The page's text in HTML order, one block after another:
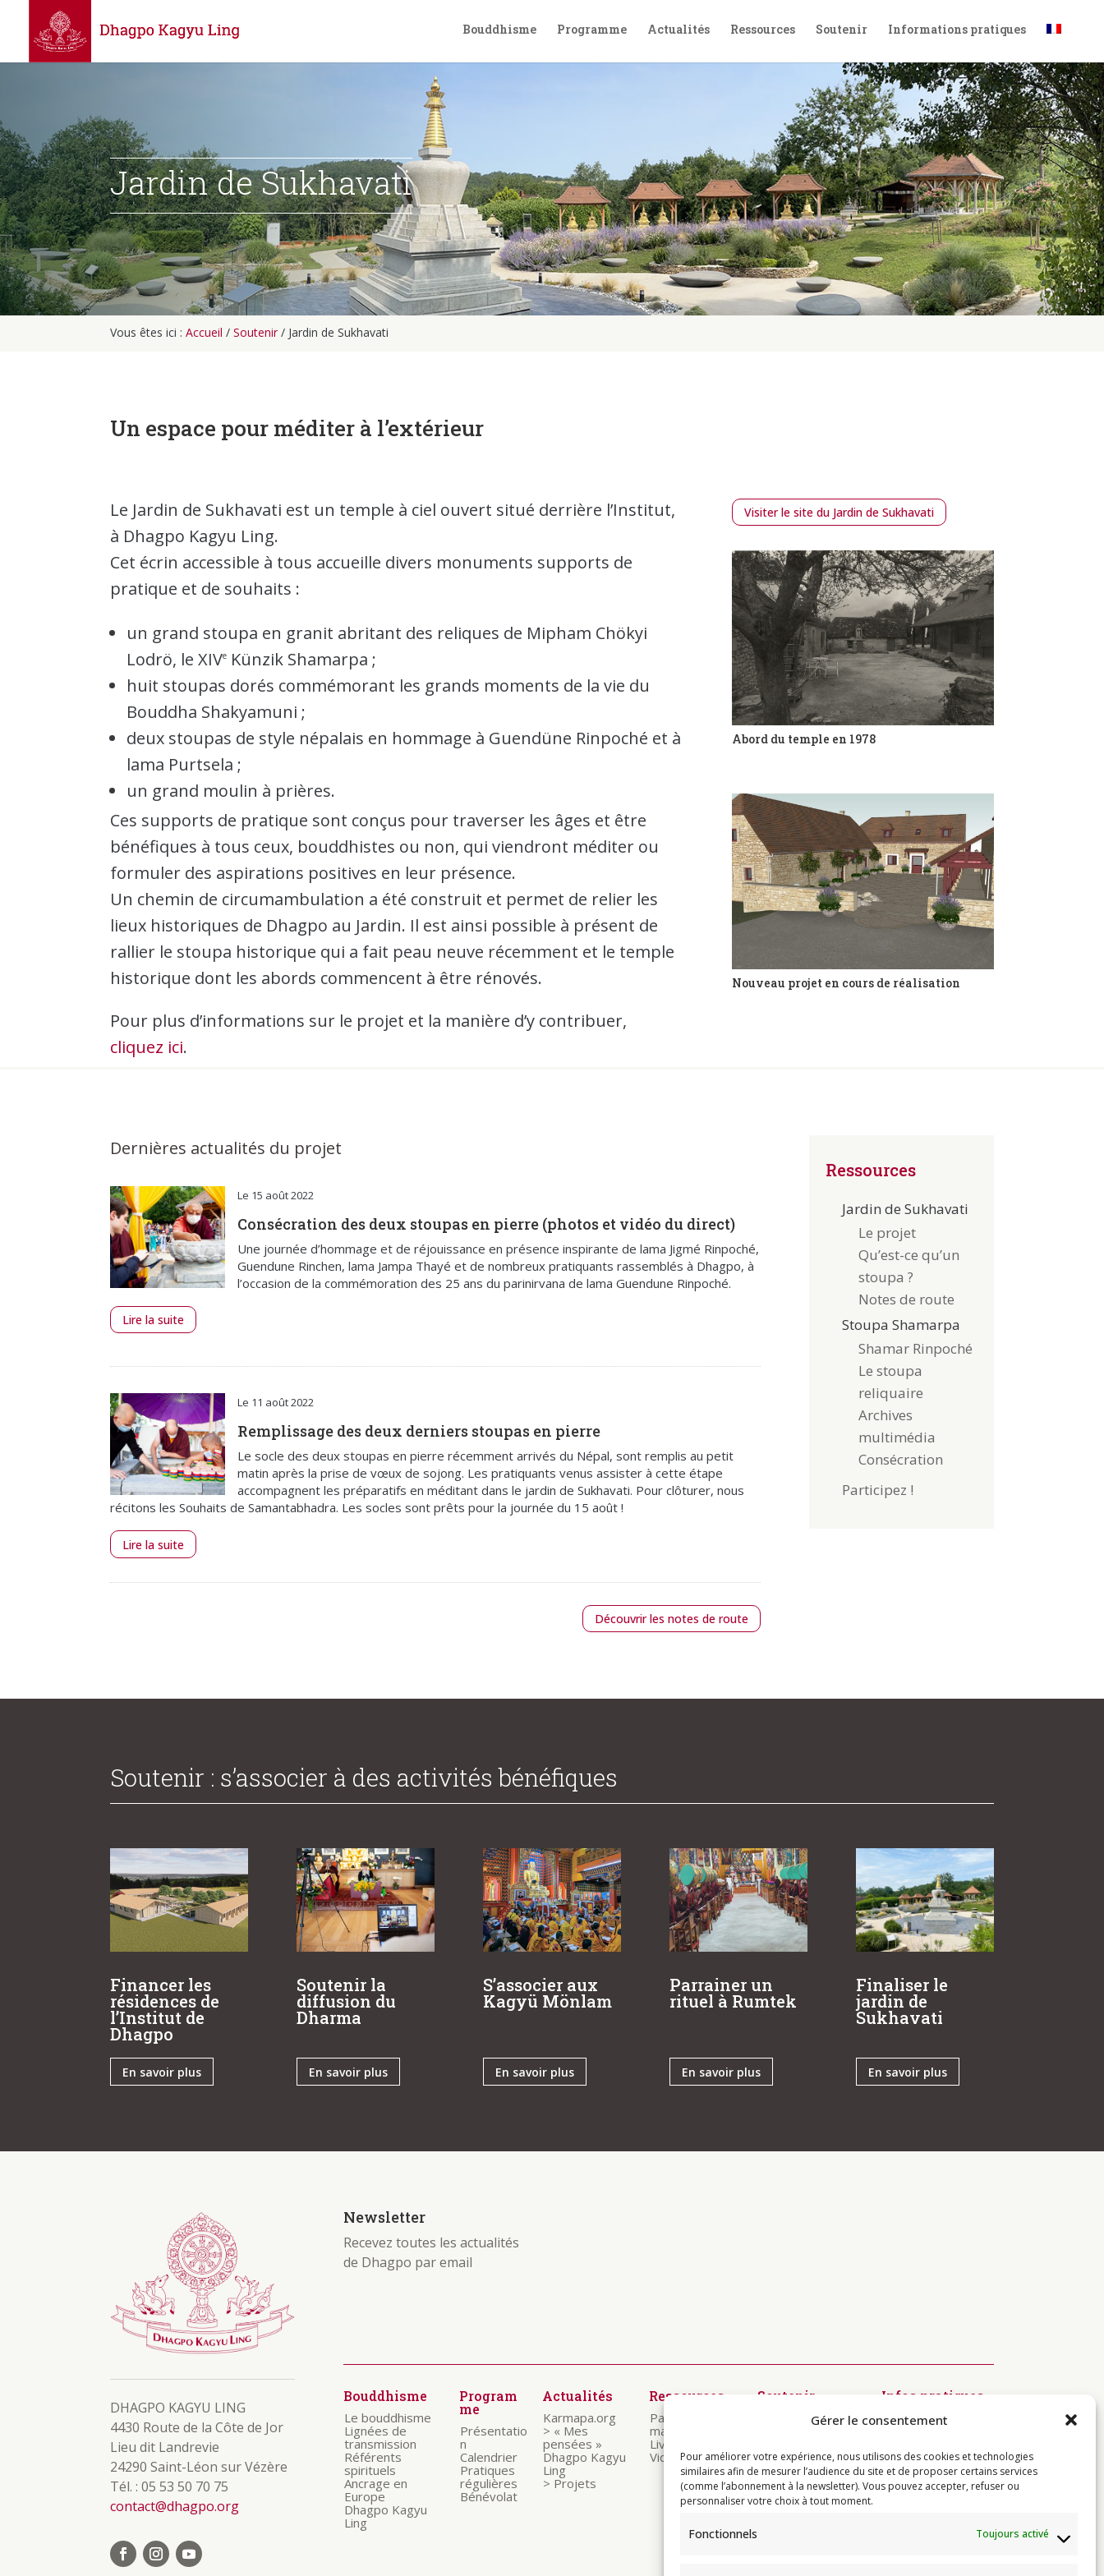
Gérer le consentement
Pour améliorer votre expérience, nous utilisons des cookies et technologies
similaires afin de mesurer l’audience du site et de proposer certains services
(comme l’abonnement à la newsletter). Vous pouvez accepter, refuser ou
personnaliser votre choix à tout moment.
Fonctionnels Toujours activé
Bouddhisme Programme Actualités Ressources Soutenir Informations pratiques
Jardin de Sukhavati
Vous êtes ici :Accueil /Soutenir/ Jardin de Sukhavati
Un espace pour méditer à l’extérieur
Le Jardin de Sukhavati est un temple à ciel ouvert situé derrière l’Institut,
à Dhagpo Kagyu Ling.
Cet écrin accessible à tous accueille divers monuments supports de
pratique et de souhaits :
un grand stoupa en granit abritant des reliques de Mipham Chökyi
Lodrö, le XIVe Künzik Shamarpa ;
huit stoupas dorés commémorant les grands moments de la vie du
Bouddha Shakyamuni ;
deux stoupas de style népalais en hommage à Guendüne Rinpoché et à
lama Purtsela ;
un grand moulin à prières.
Ces supports de pratique sont conçus pour traverser les âges et être
bénéfiques à tous ceux, bouddhistes ou non, qui viendront méditer ou
formuler des aspirations positives en leur présence.
Un chemin de circumambulation a été construit et permet de relier les
lieux historiques de Dhagpo au Jardin. Il est ainsi possible à présent de
rallier le stoupa historique qui a fait peau neuve récemment et le temple
historique dont les abords commencent à être rénovés.
Pour plus d’informations sur le projet et la manière d’y contribuer,
cliquez ici.
Visiter le site du Jardin de Sukhavati
Abord du temple en 1978
Nouveau projet en cours de réalisation
Dernières actualités du projet
Le 15 août 2022
Consécration des deux stoupas en pierre (photos et vidéo du direct)
Une journée d’hommage et de réjouissance en présence inspirante de lama Jigmé Rinpoché,
Guendune Rinchen, lama Jampa Thayé et de nombreux pratiquants rassemblés à Dhagpo, à
l’occasion de la commémoration des 25 ans du parinirvana de lama Guendune Rinpoché.
Lire la suite
Le 11 août 2022
Remplissage des deux derniers stoupas en pierre
Le socle des deux stoupas en pierre récemment arrivés du Népal, sont remplis au petit
matin après la prise de vœux de sojong. Les pratiquants venus assister à cette étape
accompagnent les préparatifs en méditant dans le jardin de Sukhavati. Pour clôturer, nous
récitons les Souhaits de Samantabhadra. Les socles sont prêts pour la journée du 15 août !
Lire la suite
Découvrir les notes de route
Ressources
Jardin de Sukhavati
Le projet
Qu’est-ce qu’un
stoupa ?
Notes de route
Stoupa Shamarpa
Shamar Rinpoché
Le stoupa
reliquaire
Archives
multimédia
Consécration
Participez !
Soutenir : s’associer à des activités bénéfiques
Financer les
résidences de
l’Institut de
Dhagpo
En savoir plus
Soutenir la
diffusion du
Dharma
En savoir plus
S’associer aux
Kagyü Mönlam
En savoir plus
Parrainer un
rituel à Rumtek
En savoir plus
Finaliser le
jardin de
Sukhavati
En savoir plus
DHAGPO KAGYU LING
4430 Route de la Côte de Jor
Lieu dit Landrevie
24290 Saint-Léon sur Vézère
Tél. : 05 53 50 70 75
contact@dhagpo.org
Newsletter
Recevez toutes les actualités
de Dhagpo par email
Bouddhisme
Le bouddhisme
Lignées de
transmission
Référents
spirituels
Ancrage en
Europe
Dhagpo Kagyu
Ling
Program
me
Présentatio
n
Calendrier
Pratiques
régulières
Bénévolat
Actualités
Karmapa.org
> « Mes
pensées »
Dhagpo Kagyu
Ling
> Projets
Ressources
Paroles des
maitres
Livrets
Vidéos
Soutenir
Diffusion du
des textes
Kagyü Mönlam
Rituels à
Rumtek
Jardin de
Infos pratiques
Modalités
d’inscription
Centres
Contact